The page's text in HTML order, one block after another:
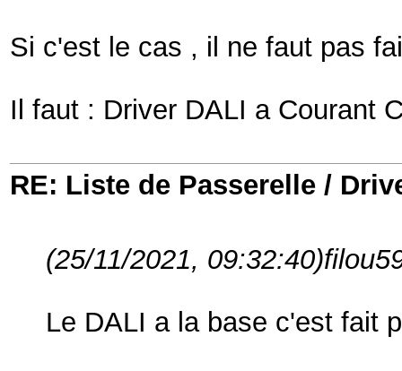
Si c'est le cas , il ne faut pas
Il faut : Driver DALI a Courant
RE: Liste de Passerelle /
(25/11/2021, 09:32:40)
Le DALI a la base c'est fait